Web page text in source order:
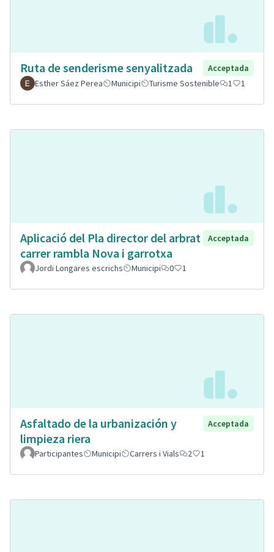
Ruta de senderisme senyalitzada
Acceptada
Esther Sáez Perea
Municipi Turisme Sostenible 1 1
Aplicació del Pla director del arbrat
carrer rambla Nova i garrotxa
Acceptada
Jordi Longares escrichs Municipi 0 1
Asfaltado de la urbanización y
limpieza riera
Acceptada
Participantes Municipi Carrers i Vials 2 1